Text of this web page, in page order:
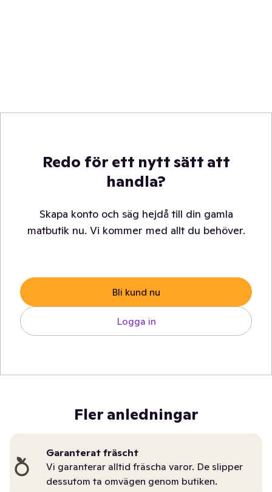
Redo för ett nytt sätt att
handla?
Skapa konto och säg hejdå till din gamla
matbutik nu. Vi kommer med allt du behöver.
Bli kund nu
Logga in
Fler anledningar
Garanterat fräscht
Vi garanterar alltid fräscha varor. De slipper
dessutom ta omvägen genom butiken.